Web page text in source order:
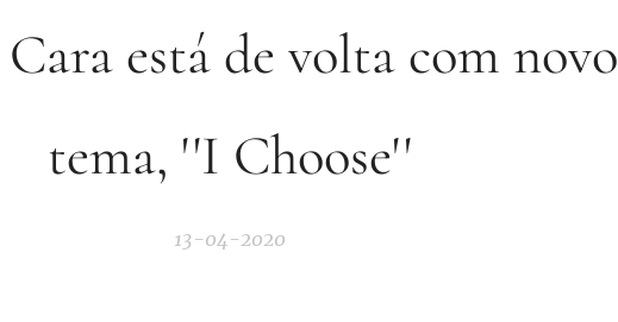
está de volta com novo
tema, ''I Choose''
13-04-2020